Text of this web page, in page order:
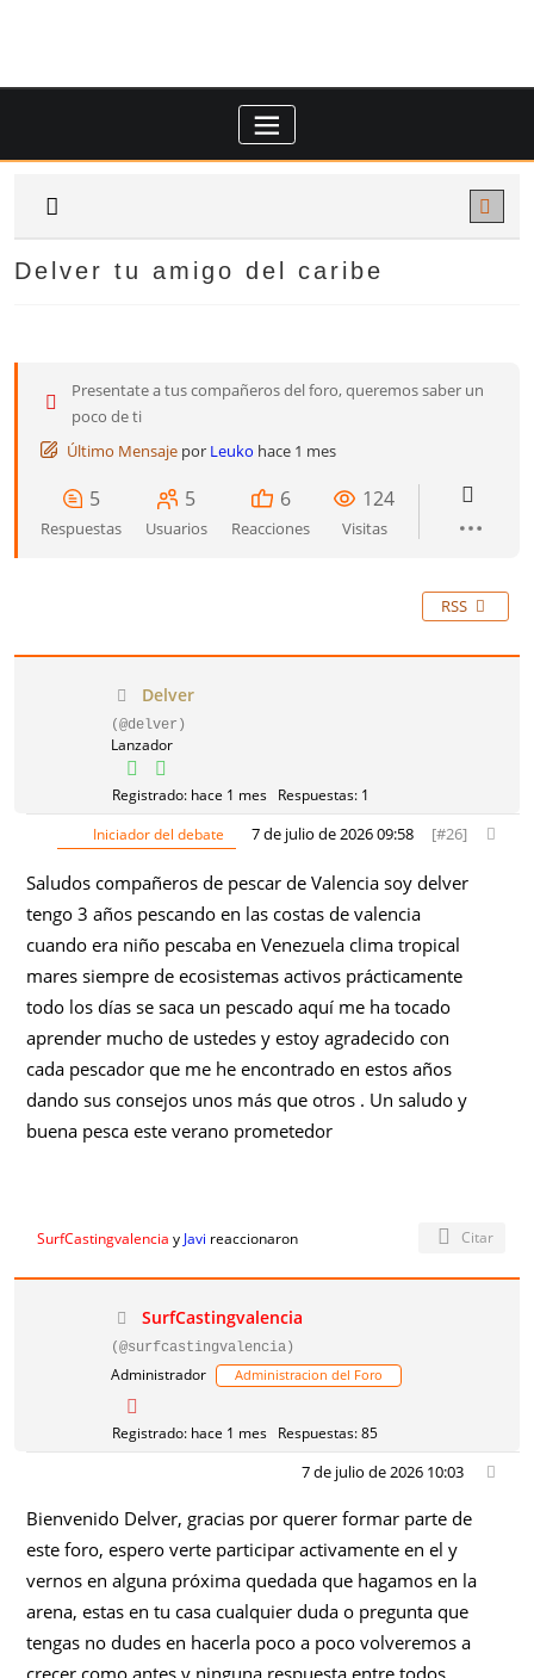
Delver tu amigo del caribe
Presentate a tus compañeros del foro, queremos saber un
poco de ti
Último Mensaje por Leuko hace 1 mes
5
Respuestas
5
Usuarios
6
Reacciones
124
Visitas
RSS
Delver
(@delver)
Lanzador
Registrado: hace 1 mes Respuestas: 1
Iniciador del debate
7 de julio de 2026 09:58 [#26]
Saludos compañeros de pescar de Valencia soy delver
tengo 3 años pescando en las costas de valencia
cuando era niño pescaba en Venezuela clima tropical
mares siempre de ecosistemas activos prácticamente
todo los días se saca un pescado aquí me ha tocado
aprender mucho de ustedes y estoy agradecido con
cada pescador que me he encontrado en estos años
dando sus consejos unos más que otros . Un saludo y
buena pesca este verano prometedor
SurfCastingvalencia y Javi reaccionaron Citar
SurfCastingvalencia
(@surfcastingvalencia)
Administrador Administracion del Foro
Registrado: hace 1 mes Respuestas: 85
7 de julio de 2026 10:03
Bienvenido Delver, gracias por querer formar parte de
este foro, espero verte participar activamente en el y
vernos en alguna próxima quedada que hagamos en la
arena, estas en tu casa cualquier duda o pregunta que
tengas no dudes en hacerla poco a poco volveremos a
crecer como antes y ninguna respuesta entre todos